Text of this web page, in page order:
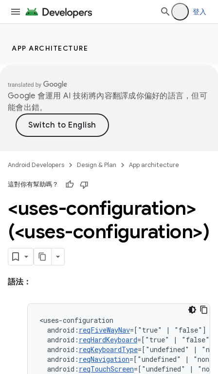
登入
APP ARCHITECTURE
Google 會運用 AI 技術將內容翻譯成你偏好的語言，但可
能會出錯。
Android Developers Design & Plan App architecture
這對你有幫助嗎？
<uses-configuration>
(<uses-configuration>)
語法：
android: reqFiveWayNav=["true" |
android: reqHardKeyboard=["true" |
android: reqKeyboardType=["undefined" |
android: reqNavigation=["undefined" |
android: reqTouchScreen=["undefined" |